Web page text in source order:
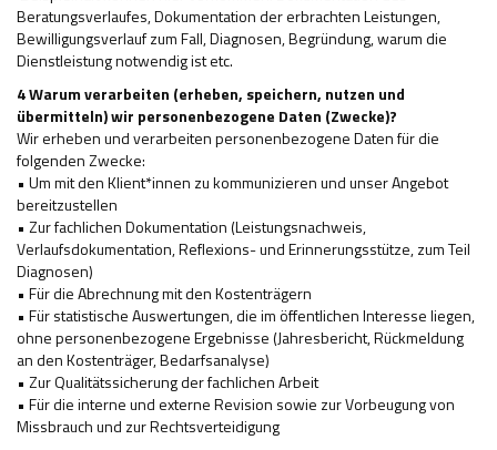
Beratungsverlaufes, Dokumentation der erbrachten Leistungen,
Bewilligungsverlauf zum Fall, Diagnosen, Begründung, warum die
Dienstleistung notwendig ist etc.
4 Warum verarbeiten (erheben, speichern, nutzen und
übermitteln) wir personenbezogene Daten (Zwecke)?
Wir erheben und verarbeiten personenbezogene Daten für die
folgenden Zwecke:
• Um mit den Klient*innen zu kommunizieren und unser Angebot
bereitzustellen
• Zur fachlichen Dokumentation (Leistungsnachweis,
Verlaufsdokumentation, Reflexions- und Erinnerungsstütze, zum Teil
Diagnosen)
• Für die Abrechnung mit den Kostenträgern
• Für statistische Auswertungen, die im öffentlichen Interesse liegen,
ohne personenbezogene Ergebnisse (Jahresbericht, Rückmeldung
an den Kostenträger, Bedarfsanalyse)
• Zur Qualitätssicherung der fachlichen Arbeit
• Für die interne und externe Revision sowie zur Vorbeugung von
Missbrauch und zur Rechtsverteidigung